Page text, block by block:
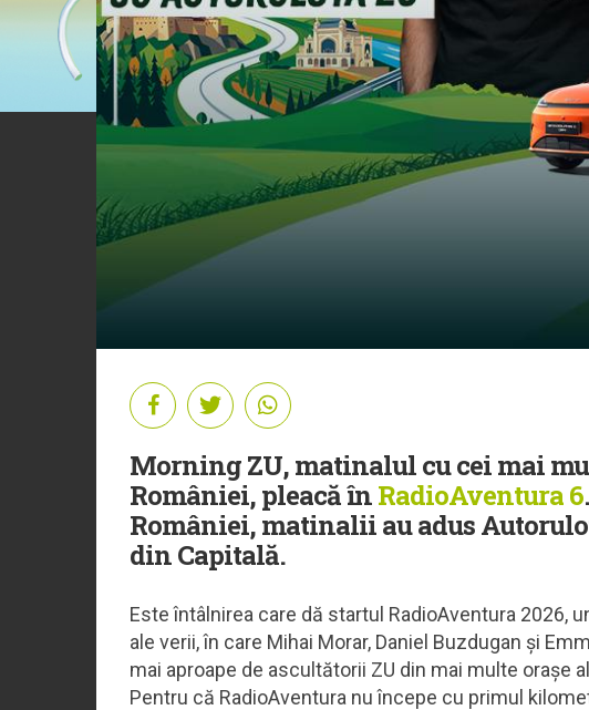
Morning ZU, matinalul cu cei mai
României, pleacă înRadioAventura 6
României, matinalii au adus
din Capitală.
Este întâlnirea care dă startul RadioAventura 2026,
ale verii, în care Mihai Morar, Daniel Buzdugan și
mai aproape de ascultătorii ZU din mai multe orașe
Pentru că RadioAventura nu începe cu primul